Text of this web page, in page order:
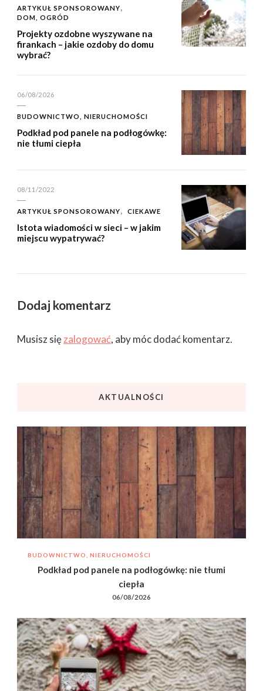
ARTYKUŁ SPONSOROWANY
DOM, OGRÓD
Projekty ozdobne wyszywane na
firankach – jakie ozdoby do domu
wybrać?
06/08/2026
BUDOWNICTWO, NIERUCHOMOŚCI
Podkład pod panele na podłogówkę:
nie tłumi ciepła
08/11/2022
ARTYKUŁ SPONSOROWANY CIEKAWE
Istota wiadomości w sieci – w jakim
miejscu wypatrywać?
Dodaj komentarz
Musisz sięzalogować, aby móc dodać komentarz.
AKTUALNOŚCI
BUDOWNICTWO, NIERUCHOMOŚCI
Podkład pod panele na podłogówkę: nie tłumi
ciepła
06/08/2026